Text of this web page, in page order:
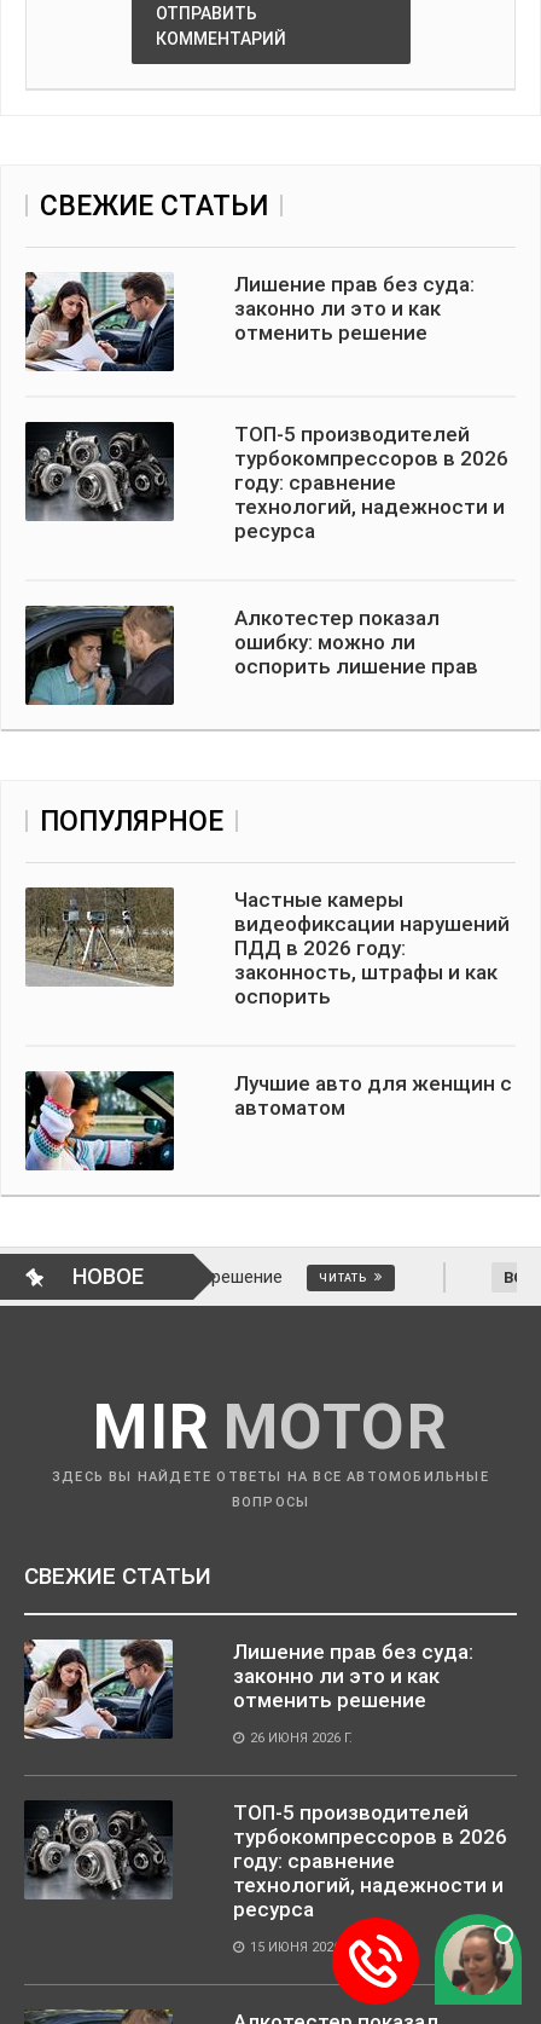
ОТПРАВИТЬ
КОММЕНТАРИЙ
СВЕЖИЕ СТАТЬИ
Лишение прав без суда:
законно ли это и как
отменить решение
ТОП-5 производителей
турбокомпрессоров в 2026
году: сравнение
технологий, надежности и
ресурса
Алкотестер показал
ошибку: можно ли
оспорить лишение прав
ПОПУЛЯРНОЕ
Частные камеры
видеофиксации нарушений
ПДД в 2026 году:
законность, штрафы и как
оспорить
Лучшие авто для женщин с
автоматом
НОВОЕ
решение ЧИТАТЬ ВОПРОСЫ
MIR MOTOR
ЗДЕСЬ ВЫ НАЙДЕТЕ ОТВЕТЫ НА ВСЕ АВТОМОБИЛЬНЫЕ
ВОПРОСЫ
СВЕЖИЕ СТАТЬИ
Лишение прав без суда:
законно ли это и как
отменить решение
26 ИЮНЯ 2026 Г.
ТОП-5 производителей
турбокомпрессоров в 2026
году: сравнение
технологий, надежности и
ресурса
15 ИЮНЯ 2026 Г.